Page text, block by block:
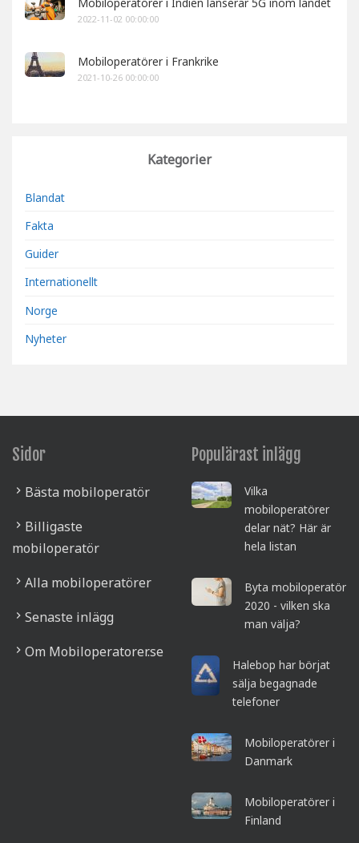
2022-11-02 00:00:00
Mobiloperatörer i Frankrike
2021-10-26 00:00:00
Kategorier
Blandat
Fakta
Guider
Internationellt
Norge
Nyheter
Sidor
Bästa mobiloperatör
Billigaste
mobiloperatör
Alla mobiloperatörer
Senaste inlägg
Om Mobiloperatorer.se
Populärast inlägg
Vilka
mobiloperatörer
delar nät? Här är
hela listan
Byta mobiloperatör
2020 - vilken ska
man välja?
Halebop har börjat
sälja begagnade
telefoner
Mobiloperatörer i
Danmark
Mobiloperatörer i
Finland